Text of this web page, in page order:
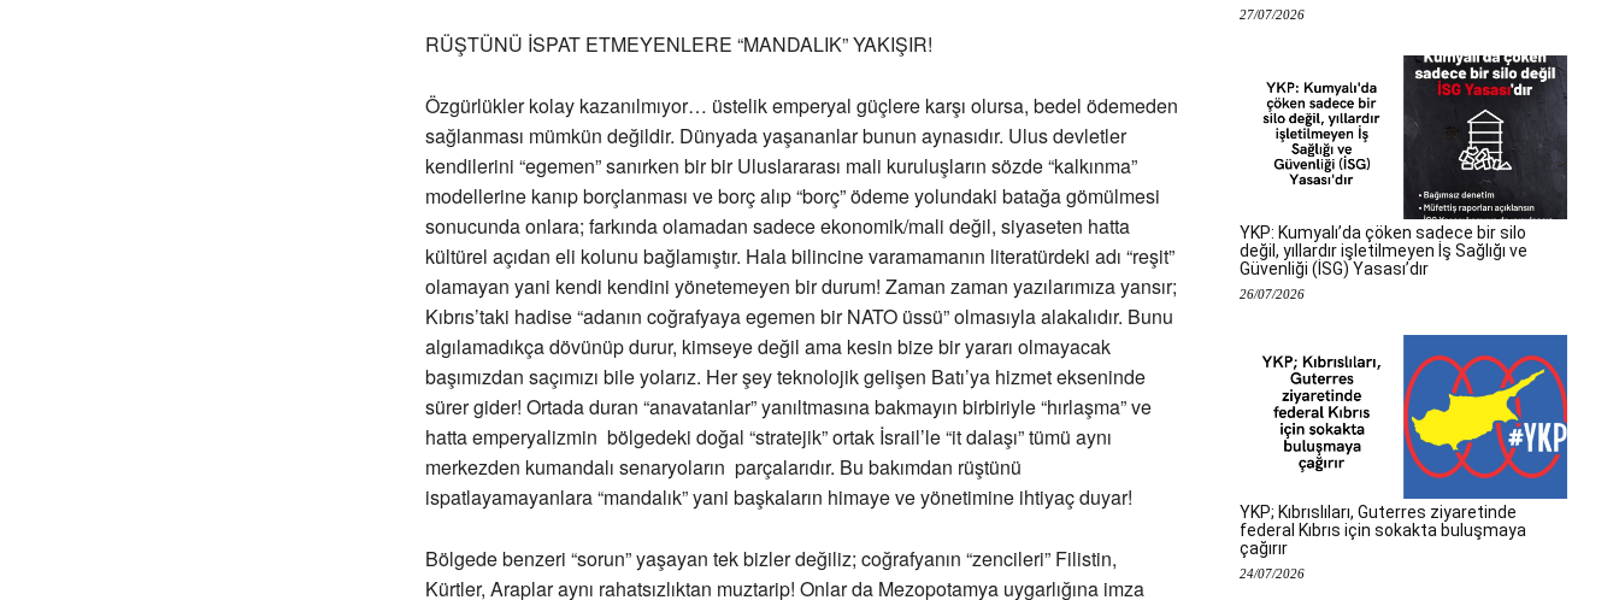
RÜŞTÜNÜ İSPAT ETMEYENLERE “MANDALIK” YAKIŞIR!
Özgürlükler kolay kazanılmıyor… üstelik emperyal güçlere karşı olursa, bedel ödemeden
sağlanması mümkün değildir. Dünyada yaşananlar bunun aynasıdır. Ulus devletler
kendilerini “egemen” sanırken bir bir Uluslararası mali kuruluşların sözde “kalkınma”
modellerine kanıp borçlanması ve borç alıp “borç” ödeme yolundaki batağa gömülmesi
sonucunda onlara; farkında olamadan sadece ekonomik/mali değil, siyaseten hatta
kültürel açıdan eli kolunu bağlamıştır. Hala bilincine varamamanın literatürdeki adı “reşit”
olamayan yani kendi kendini yönetemeyen bir durum! Zaman zaman yazılarımıza yansır;
Kıbrıs’taki hadise “adanın coğrafyaya egemen bir NATO üssü” olmasıyla alakalıdır. Bunu
algılamadıkça dövünüp durur, kimseye değil ama kesin bize bir yararı olmayacak
başımızdan saçımızı bile yolarız. Her şey teknolojik gelişen Batı’ya hizmet ekseninde
sürer gider! Ortada duran “anavatanlar” yanıltmasına bakmayın birbiriyle “hırlaşma” ve
hatta emperyalizmin bölgedeki doğal “stratejik” ortak İsrail’le “it dalaşı” tümü aynı
merkezden kumandalı senaryoların parçalarıdır. Bu bakımdan rüştünü
ispatlayamayanlara “mandalık” yani başkaların himaye ve yönetimine ihtiyaç duyar!
Bölgede benzeri “sorun” yaşayan tek bizler değiliz; coğrafyanın “zencileri” Filistin,
Kürtler, Araplar aynı rahatsızlıktan muztarip! Onlar da Mezopotamya uygarlığına imza
27/07/2026
YKP: Kumyalı’da çöken sadece bir silo
değil, yıllardır işletilmeyen İş Sağlığı ve
Güvenliği (İSG) Yasası’dır
26/07/2026
YKP; Kıbrıslıları, Guterres ziyaretinde
federal Kıbrıs için sokakta buluşmaya
çağırır
24/07/2026